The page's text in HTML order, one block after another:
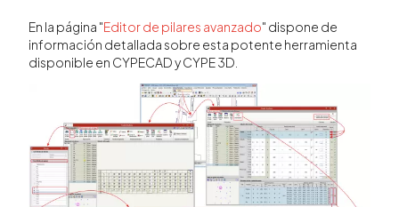
En la página "Editor de pilares avanzado" dispone de
información detallada sobre esta potente herramienta
disponible en CYPECAD y CYPE 3D.